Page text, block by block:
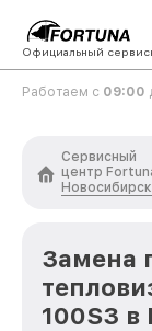
Официальный
Работаем с 09:00
Сервисный
центр
Замена
100S3 в